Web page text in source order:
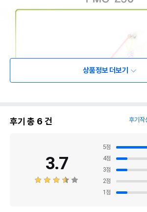
상품정보 더보기
후기 총 6 건 후기작
3.7
5점
4점
3점
2점
1 점